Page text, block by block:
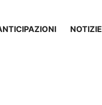
NOTIZIE